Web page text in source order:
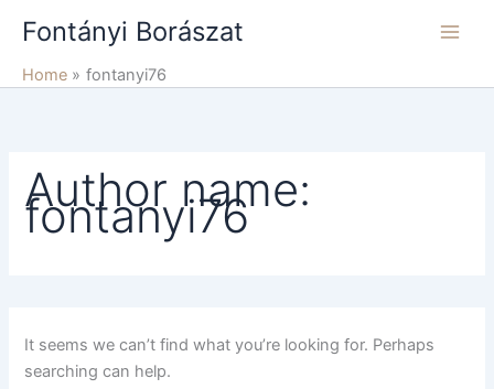
content
Fontányi Borászat
Home fontanyi76
Author name:
fontanyi76
It seems we can’t find what you’re looking for. Perhaps
searching can help.
for: